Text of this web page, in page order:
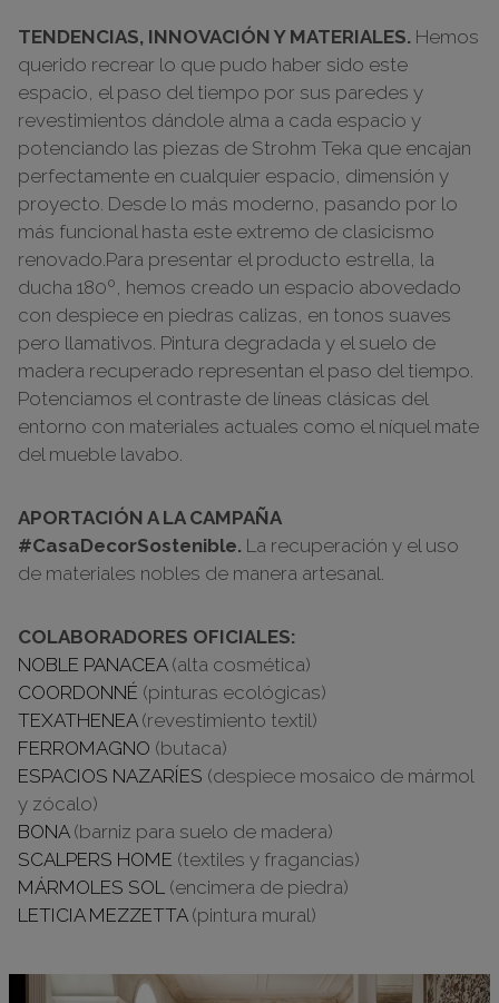
TENDENCIAS, INNOVACIÓN Y MATERIALES. Hemos
querido recrear lo que pudo haber sido este
espacio, el paso del tiempo por sus paredes y
revestimientos dándole alma a cada espacio y
potenciando las piezas de Strohm Teka que encajan
perfectamente en cualquier espacio, dimensión y
proyecto. Desde lo más moderno, pasando por lo
más funcional hasta este extremo de clasicismo
renovado.Para presentar el producto estrella, la
ducha 180º, hemos creado un espacio abovedado
con despiece en piedras calizas, en tonos suaves
pero llamativos. Pintura degradada y el suelo de
madera recuperado representan el paso del tiempo.
Potenciamos el contraste de líneas clásicas del
entorno con materiales actuales como el níquel mate
del mueble lavabo.
APORTACIÓN A LA CAMPAÑA
#CasaDecorSostenible. La recuperación y el uso
de materiales nobles de manera artesanal.
COLABORADORES OFICIALES:
NOBLE PANACEA(alta cosmética)
COORDONNÉ (pinturas ecológicas)
TEXATHENEA(revestimiento textil)
FERROMAGNO (butaca)
ESPACIOS NAZARÍES (despiece mosaico de mármol
y zócalo)
BONA(barniz para suelo de madera)
SCALPERS HOME (textiles y fragancias)
MÁRMOLES SOL (encimera de piedra)
LETICIA MEZZETTA(pintura mural)